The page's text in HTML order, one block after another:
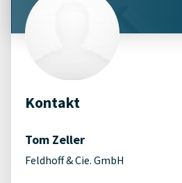
Kontakt
Tom Zeller
Feldhoff & Cie. GmbH